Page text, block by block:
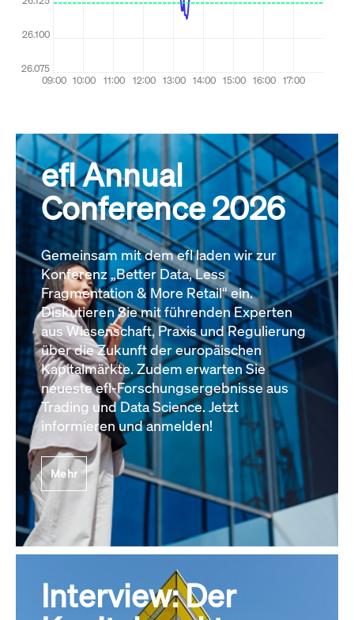
efl Annual
Conference 2026
Gemeinsam mit dem efl laden wir zur
Konferenz „Better Data, Less
Fragmentation & More Retail“ ein.
Diskutieren Sie mit führenden Experten
aus Wissenschaft, Praxis und Regulierung
über die Zukunft der europäischen
Kapitalmärkte. Zudem erwarten Sie
neueste efl-Forschungsergebnisse aus
Trading und Data Science. Jetzt
informieren und anmelden!
Mehr
Interview: Der